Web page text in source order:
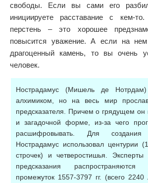
свободы. Если вы сами его
инициируете расставание с кем-
перстень – это хорошее
повысится уважение. А если на
драгоценный камень, то вы очень
человек.
Нострадамус (Мишель де
алхимиком, но на весь мир
предсказателя. Причем о грядущем он
и загадочной форме, из-за чего
расшифровывать. Для
Нострадамус использовал центурии
строчек) и четверостишья. Эксперты
предсказания
промежуток 1557-3797 гг. (всего 2240